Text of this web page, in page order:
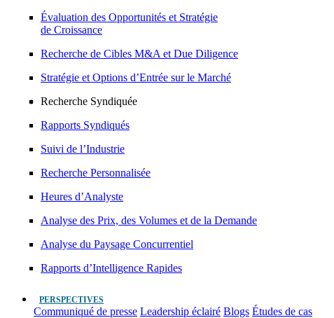
Évaluation des Opportunités et Stratégie
de Croissance
Recherche de Cibles M&A et Due Diligence
Stratégie et Options d’Entrée sur le Marché
Recherche Syndiquée
Rapports Syndiqués
Suivi de l’Industrie
Recherche Personnalisée
Heures d’Analyste
Analyse des Prix, des Volumes et de la Demande
Analyse du Paysage Concurrentiel
Rapports d’Intelligence Rapides
PERSPECTIVES
Communiqué de presse Leadership éclairé Blogs Études de cas